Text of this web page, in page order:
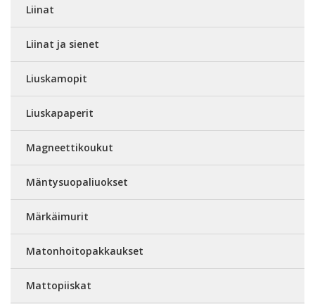
Liinat
Liinat ja sienet
Liuskamopit
Liuskapaperit
Magneettikoukut
Mäntysuopaliuokset
Märkäimurit
Matonhoitopakkaukset
Mattopiiskat